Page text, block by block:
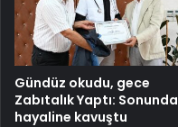
Gündüz okudu, gece
Zabıtalık Yaptı: Sonunda
hayaline kavuştu